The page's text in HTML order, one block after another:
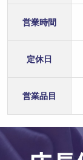
営業時間
定休日
営業品目